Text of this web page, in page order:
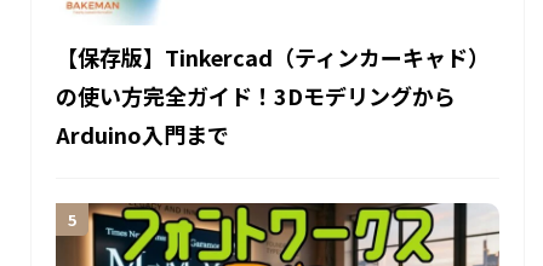
【保存版】Tinkercad（ティンカーキャド）
の使い方完全ガイド！3Dモデリングから
Arduino入門まで